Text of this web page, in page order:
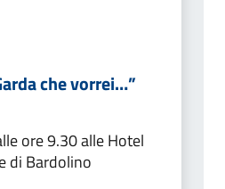
che vorrei…”
ore 9.30 alle Hotel
di Bardolino